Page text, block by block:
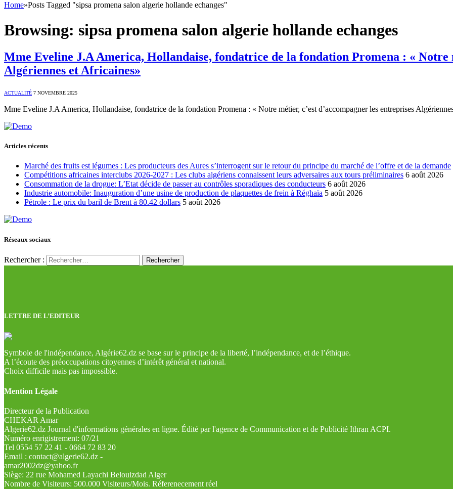
Home»Posts Tagged "sipsa promena salon algerie hollande echanges"
Browsing: sipsa promena salon algerie hollande echanges
Mme Eveline J.A America, Hollandaise, fondatrice de la fondation Promena : « Notre
Algériennes et Africaines»
ACTUALITÉ 7 NOVEMBRE 2025
Mme Eveline J.A America, Hollandaise, fondatrice de la fondation Promena : « Notre métier, c’est d’accompagner les entreprises
Articles récents
Marché des fruits est légumes : Les producteurs des Aures s’interrogent sur le retour du principe du marché de l’offre et de la demande
Compétitions africaines interclubs 2026-2027 : Les clubs algériens connaissent leurs adversaires aux tours préliminaires 6 août 2026
Consommation de la drogue: L’Etat décide de passer au contrôles sporadiques des conducteurs 6 août 2026
Industrie automobile: Inauguration d’une usine de production de plaquettes de frein à Réghaïa 5 août 2026
Pétrole : Le prix du baril de Brent à 80.42 dollars 5 août 2026
Réseaux sociaux
Rechercher :
LETTRE DE L’EDITEUR
Symbole de l'indépendance, Algérie62.dz se base sur le principe de la liberté, l’indépendance, et de l’éthique.
A l’écoute des préoccupations citoyennes d’intérêt général et national.
Choix difficile mais pas impossible.
Mention Légale
Directeur de la Publication
CHEKAR Amar
Algerie62.dz Journal d'informations générales en ligne. Édité par l'agence de Communication et de Publicité Ithran ACPI.
Numéro enrigistrement: 07/21
Tel 0554 57 22 41 - 0664 72 83 20
Email : contact@algerie62.dz -
amar2002dz@yahoo.fr
Siège: 22 rue Mohamed Layachi Belouizdad Alger
Nombre de Visiteurs: 500.000 Visiteurs/Mois. Réferenecement réel